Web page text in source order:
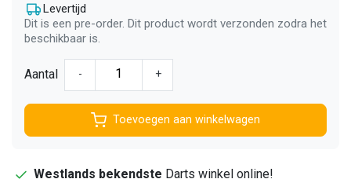
Levertijd
Dit is een pre-order. Dit product wordt verzonden zodra het
beschikbaar is.
Aantal - +
Toevoegen aan winkelwagen
Westlands bekendste Darts winkel online!